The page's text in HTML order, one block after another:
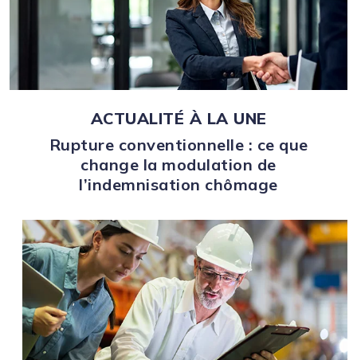
ACTUALITÉ À LA UNE
Rupture conventionnelle : ce que
change la modulation de
l’indemnisation chômage